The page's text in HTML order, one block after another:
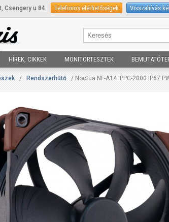
Csengery u 84. Telefonos elérhetőségek Visszahívás
HÍREK, CIKKEK MONITORTESZTEK
/ Rendszerhűtő / Noctua NF-A14 IPPC-2000 IP67